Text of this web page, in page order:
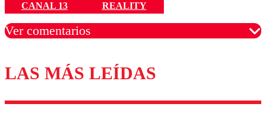
CANAL 13 REALITY
Ver comentarios
Los comentarios son moderados para garantizar un
diálogo respetuoso.
Nombre
LAS MÁS LEÍDAS